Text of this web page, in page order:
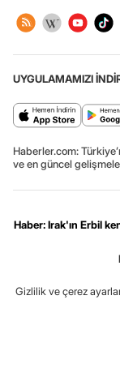
UYGULAMAMIZI
Haberler.com:
ve en güncel
Haber: Irak'ın Erbil
Gizlilik ve çerez